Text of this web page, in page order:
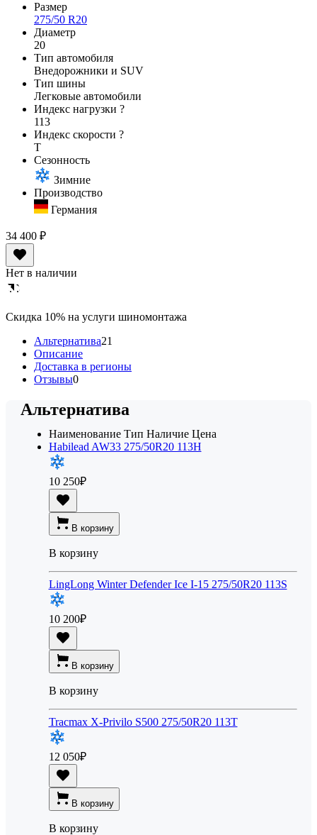
Размер
275/50 R20
Диаметр
20
Тип автомобиля
Внедорожники и SUV
Тип шины
Легковые автомобили
Индекс нагрузки ?
113
Индекс скорости ?
T
Сезонность
Зимние
Производство
Германия
34 400 ₽
Нет в наличии
Cкидка 10% на услуги шиномонтажа
Альтернатива21
Описание
Доставка в регионы
Отзывы0
Альтернатива
Наименование Тип Наличие Цена
Habilead AW33 275/50R20 113H
10 250₽
В корзину
В корзину
LingLong Winter Defender Ice I-15 275/50R20 113S
10 200₽
В корзину
В корзину
Tracmax X-Privilo S500 275/50R20 113T
12 050₽
В корзину
В корзину